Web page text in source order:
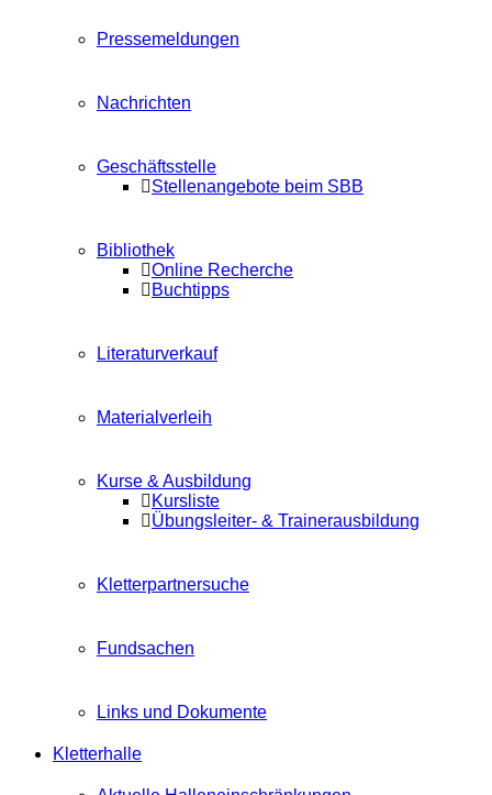
Pressemeldungen
Nachrichten
Geschäftsstelle
Stellenangebote beim SBB
Bibliothek
Online Recherche
Buchtipps
Literaturverkauf
Materialverleih
Kurse & Ausbildung
Kursliste
Übungsleiter- & Trainerausbildung
Kletterpartnersuche
Fundsachen
Links und Dokumente
Kletterhalle